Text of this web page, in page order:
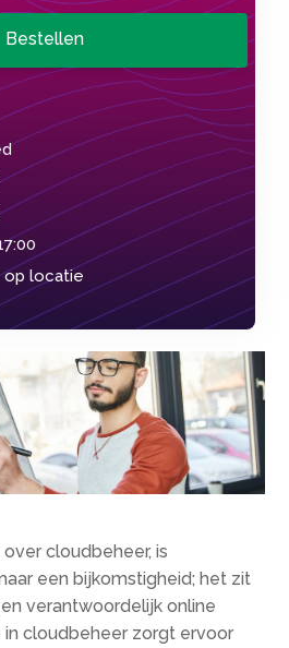
Bestellen
op locatie
cloudbeheer, is
een bijkomstigheid; het zit
verantwoordelijk online
in cloudbeheer zorgt ervoor